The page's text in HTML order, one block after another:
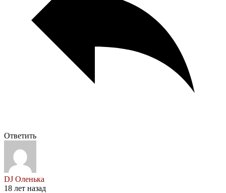
Ответить
DJ Оленька
18 лет назад